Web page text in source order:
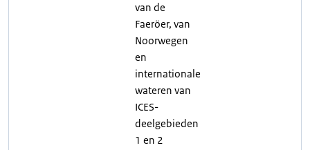
van de
Faeröer, van
Noorwegen
en
internationale
wateren van
ICES-
deelgebieden
1 en 2